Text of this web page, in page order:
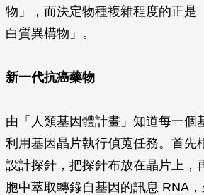
物」，而決定物種複雜程度的正是
白質異構物」。
新一代抗癌藥物
由「人類基因體計畫」知道每一個
利用基因晶片執行偵蒐任務。首先
設計探針，把探針布放在晶片上，
胞中萃取轉錄自基因的訊息 RNA，